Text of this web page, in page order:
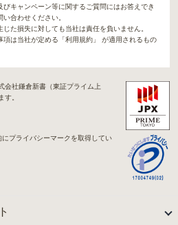
キャンペーン等に関するご質問にはお答えでき
合わせください。
た損失に対しても当社は責任を負いません。
項は当社が定める「利用規約」 が適用されるもの
会社鎌倉新書（東証プライム上
す。
プライバシーマークを取得してい